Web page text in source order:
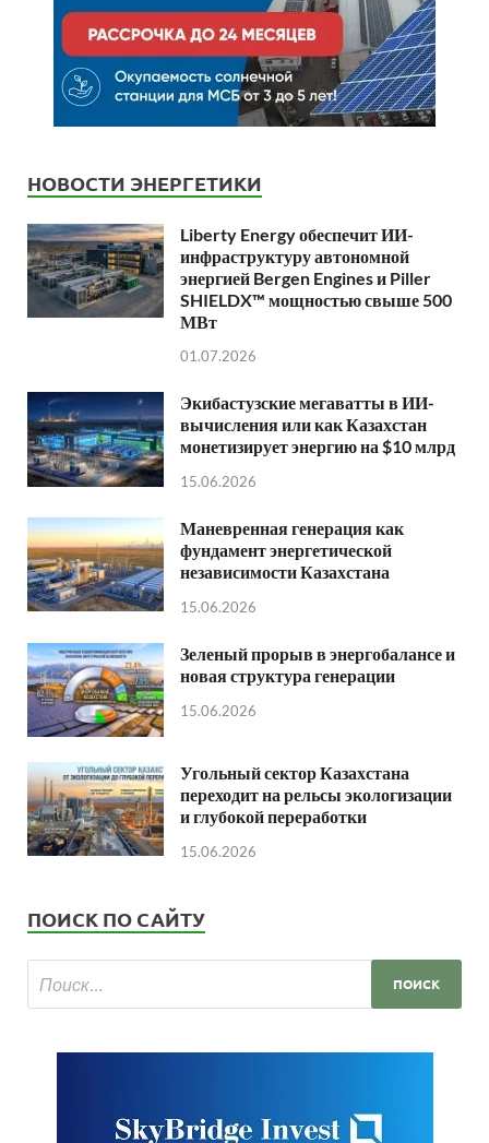
НОВОСТИ ЭНЕРГЕТИКИ
Liberty Energy обеспечит ИИ-
инфраструктуру автономной
энергией Bergen Engines и Piller
SHIELDX™ мощностью свыше 500
МВт
01.07.2026
Экибастузские мегаватты в ИИ-
вычисления или как Казахстан
монетизирует энергию на $10 млрд
15.06.2026
Маневренная генерация как
фундамент энергетической
независимости Казахстана
15.06.2026
Зеленый прорыв в энергобалансе и
новая структура генерации
15.06.2026
Угольный сектор Казахстана
переходит на рельсы экологизации
и глубокой переработки
15.06.2026
ПОИСК ПО САЙТУ